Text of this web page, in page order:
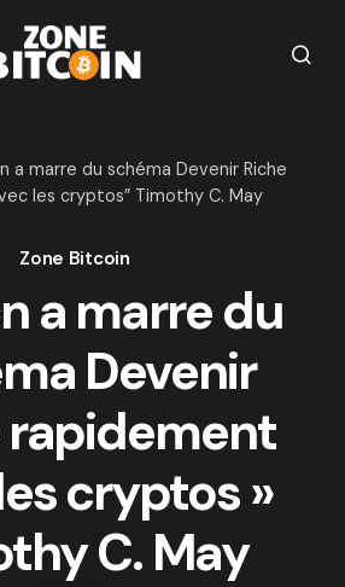
a marre du schéma Devenir Riche
les cryptos” Timothy C. May
Zone Bitcoin
a marre du
Devenir
rapidement
cryptos »
C. May